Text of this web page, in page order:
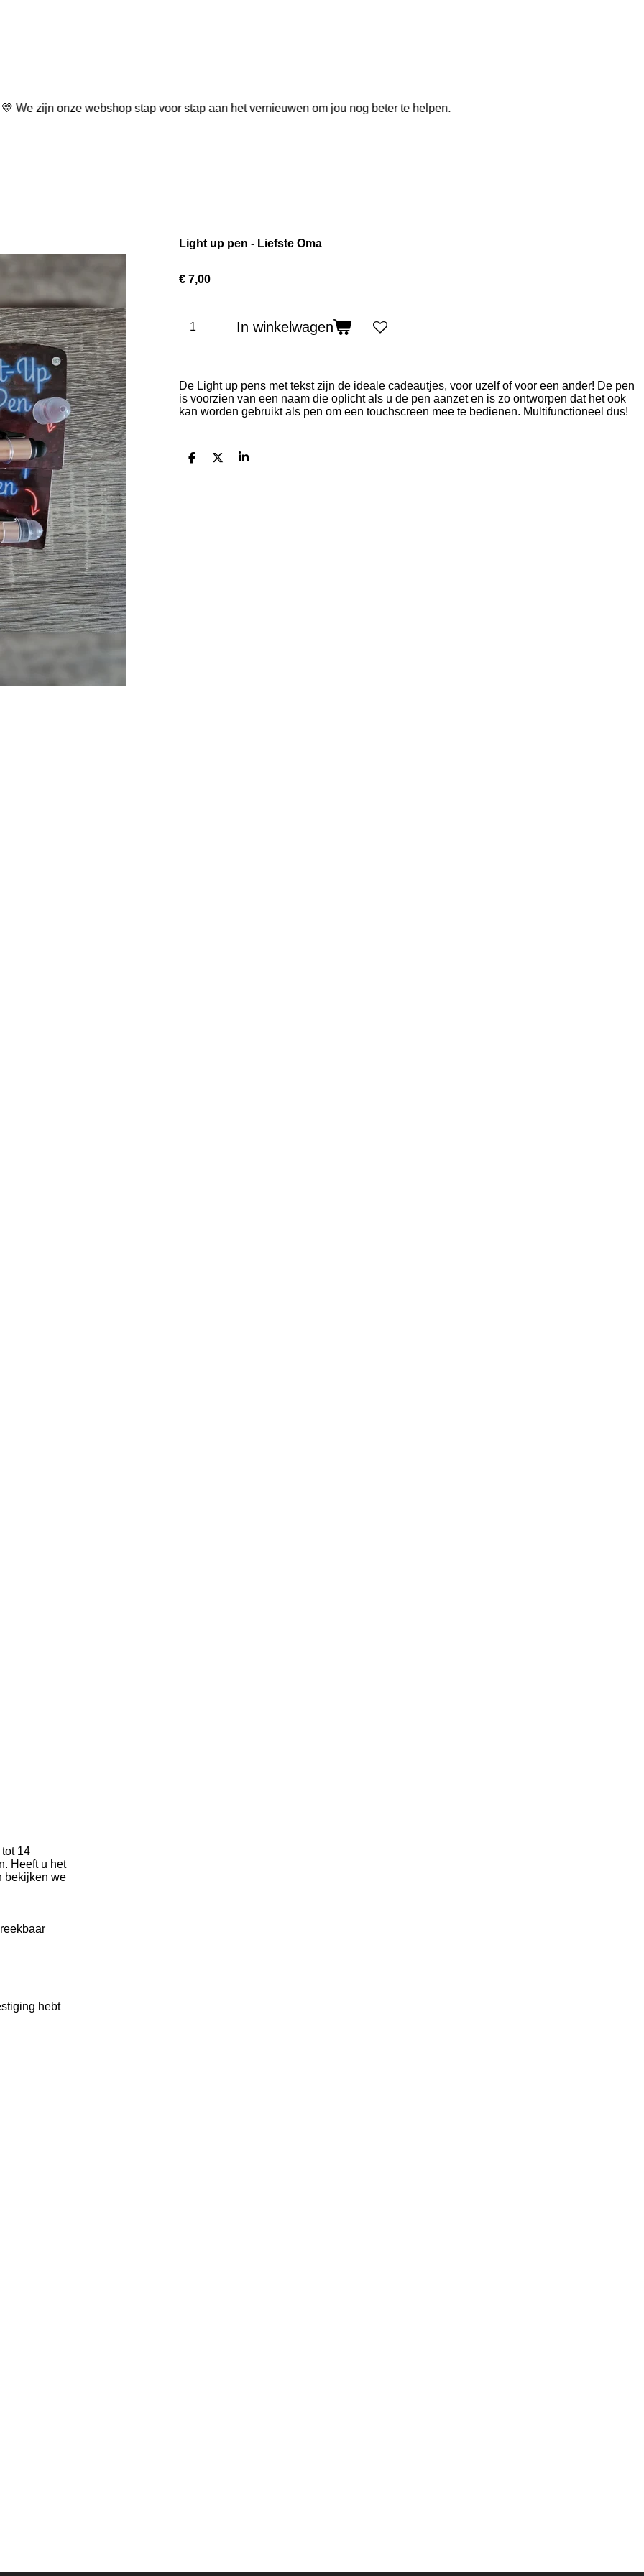
We zijn onze webshop stap voor stap aan het vernieuwen om jou nog beter te helpen.
Light up pen - Liefste Oma
€ 7,00
In winkelwagen
De Light up pens met tekst zijn de ideale cadeautjes, voor uzelf of voor een ander! De pen
is voorzien van een naam die oplicht als u de pen aanzet en is zo ontworpen dat het ook
kan worden gebruikt als pen om een touchscreen mee te bedienen. Multifunctioneel dus!
D
D
S
14
Heeft u het
bekijken we
hebt